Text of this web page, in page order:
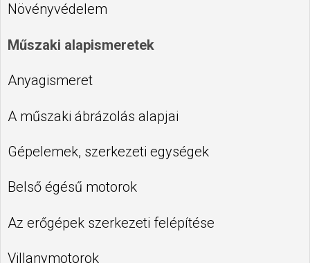
Növényvédelem
Műszaki alapismeretek
Anyagismeret
A műszaki ábrázolás alapjai
Gépelemek, szerkezeti egységek
Belső égésű motorok
Az erőgépek szerkezeti felépítése
Villanymotorok